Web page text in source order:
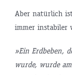
Aber natürlich
immer instabiler
»Ein Erdbeben,
wurde, wurde